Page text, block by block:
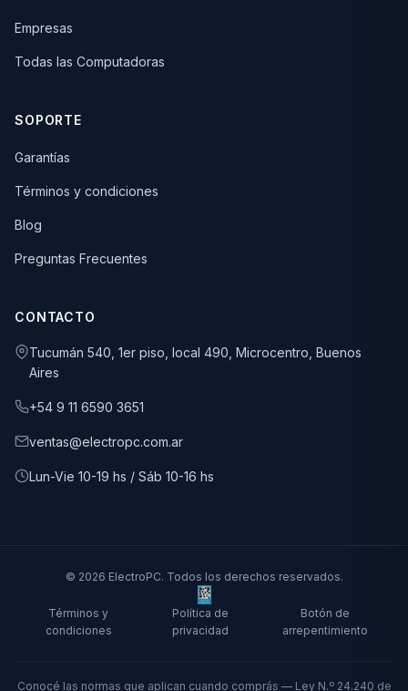
Empresas
Todas las Computadoras
SOPORTE
Garantías
Términos y condiciones
Blog
Preguntas Frecuentes
CONTACTO
Tucumán 540, 1er piso, local 490, Microcentro, Buenos
Aires
+54 9 11 6590 3651
ventas@electropc.com.ar
Lun-Vie 10-19 hs / Sáb 10-16 hs
© 2026 ElectroPC. Todos los derechos reservados.
Términos y
condiciones
Política de
privacidad
Botón de
arrepentimiento
Conocé las normas que aplican cuando comprás — Ley N.º 24.240 de